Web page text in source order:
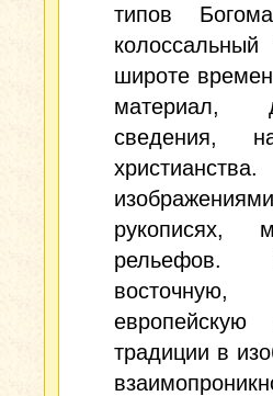
типов
широте
материал,
сведения,
рукописях,
рельефов.
восточную,
традиции в